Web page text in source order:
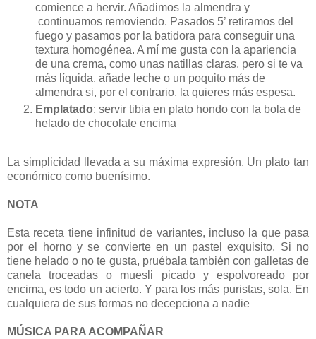
comience a hervir. Añadimos la almendra y
continuamos removiendo. Pasados 5’ retiramos del
fuego y pasamos por la batidora para conseguir una
textura homogénea. A mí me gusta con la apariencia
de una crema, como unas natillas claras, pero si te va
más líquida, añade leche o un poquito más de
almendra si, por el contrario, la quieres más espesa.
Emplatado: servir tibia en plato hondo con la bola de
helado de chocolate encima
La simplicidad llevada a su máxima expresión. Un plato tan
económico como buenísimo.
NOTA
Esta receta tiene infinitud de variantes, incluso la que pasa
por el horno y se convierte en un pastel exquisito. Si no
tiene helado o no te gusta, pruébala también con galletas de
canela troceadas o muesli picado y espolvoreado por
encima, es todo un acierto. Y para los más puristas, sola. En
cualquiera de sus formas no decepciona a nadie
MÚSICA PARA ACOMPAÑAR